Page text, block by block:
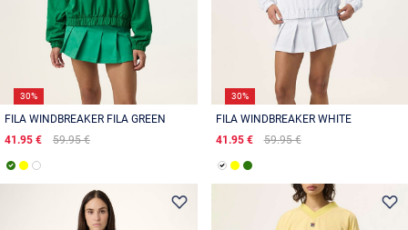
30%
FILA WINDBREAKER FILA GREEN
41.95 €
59.95 €
30%
FILA WINDBREAKER WHITE
41.95 €
59.95 €